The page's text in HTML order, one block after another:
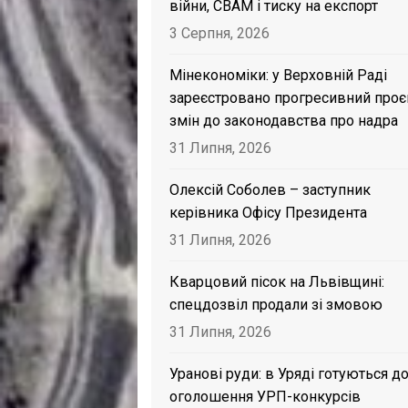
війни, CBAM і тиску на експорт
3 Серпня, 2026
Мінекономіки: у Верховній Раді
зареєстровано прогресивний
змін до законодавства про надра
31 Липня, 2026
Олексій Соболев – заступник
керівника Офісу Президента
31 Липня, 2026
Кварцовий пісок на Львівщині:
спецдозвіл продали зі змовою
31 Липня, 2026
Уранові руди: в Уряді готуються до
оголошення УРП-конкурсів